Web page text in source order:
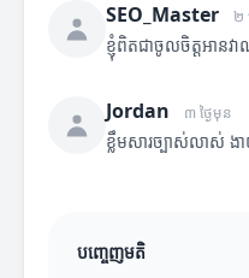
SEO_Master ២
ខ្ញុំពិតជាចូលចិត្តអានវ
Jordan ៣ ថ្ងៃមុន
ខ្លឹមសារច្បាស់លាស់
បញ្ចេញមតិ